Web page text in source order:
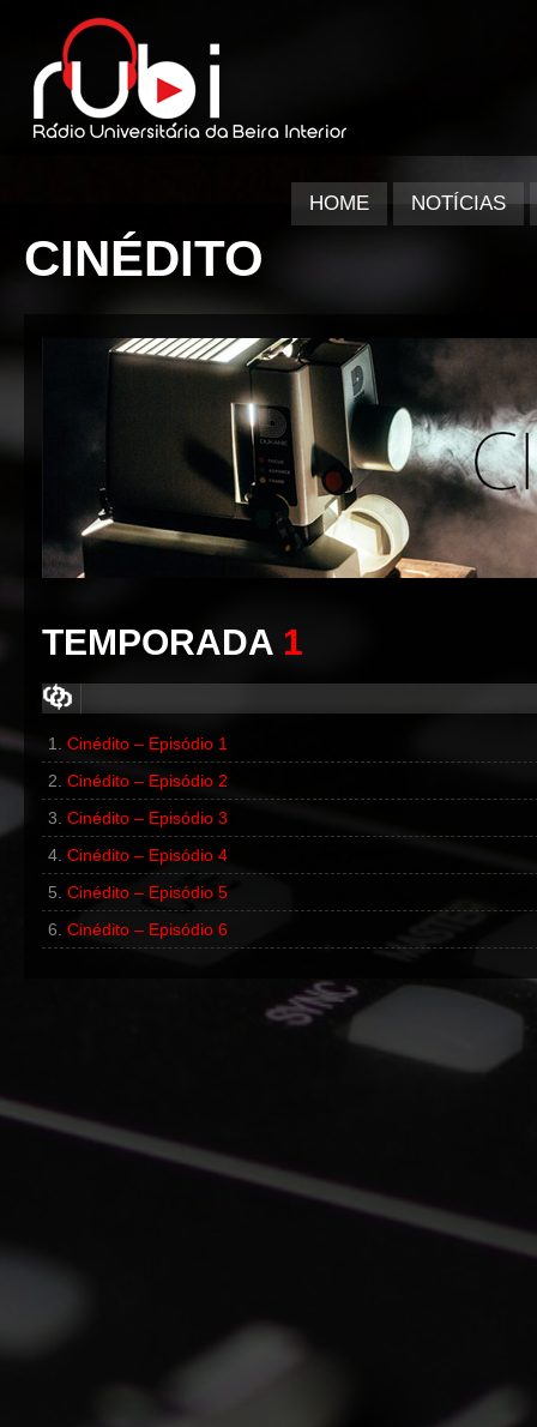
HOME NOTÍCIAS
CINÉDITO
TEMPORADA 1
00:00 / 00:00
Cinédito – Episódio 1
Cinédito – Episódio 2
Cinédito – Episódio 3
Cinédito – Episódio 4
Cinédito – Episódio 5
Cinédito – Episódio 6